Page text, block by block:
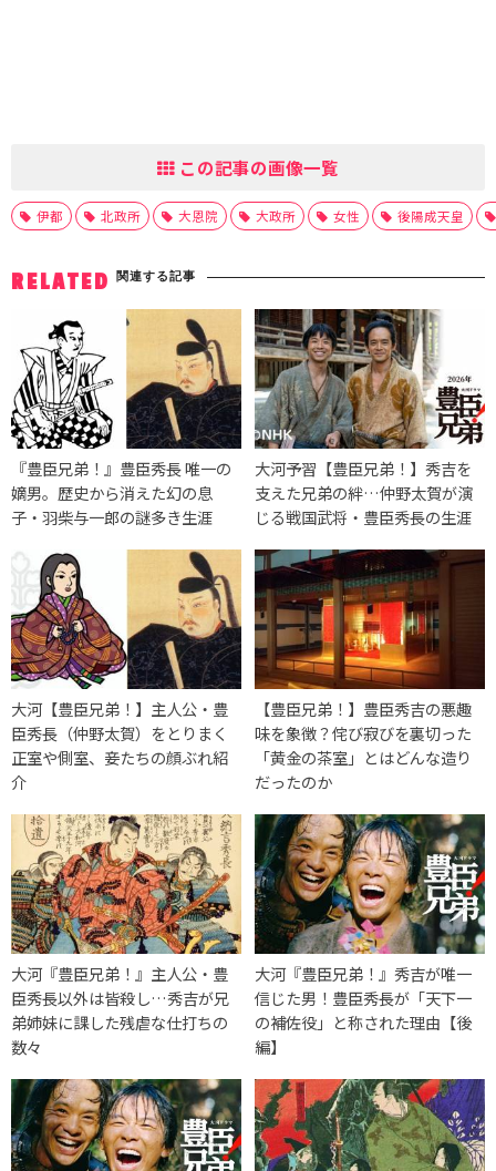
この記事の画像一覧
伊都 北政所 大恩院 大政所 女性 後陽成天皇
RELATED 関連する記事
『豊臣兄弟！』豊臣秀長 唯一の
嫡男。歴史から消えた幻の息
子・羽柴与一郎の謎多き生涯
大河予習【豊臣兄弟！】秀吉を
支えた兄弟の絆…仲野太賀が演
じる戦国武将・豊臣秀長の生涯
大河【豊臣兄弟！】主人公・豊
臣秀長（仲野太賀）をとりまく
正室や側室、妾たちの顔ぶれ紹
介
【豊臣兄弟！】豊臣秀吉の悪趣
味を象徴？侘び寂びを裏切った
「黄金の茶室」とはどんな造り
だったのか
大河『豊臣兄弟！』主人公・豊
臣秀長以外は皆殺し…秀吉が兄
弟姉妹に課した残虐な仕打ちの
数々
大河『豊臣兄弟！』秀吉が唯一
信じた男！豊臣秀長が「天下一
の補佐役」と称された理由【後
編】